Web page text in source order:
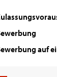
auf